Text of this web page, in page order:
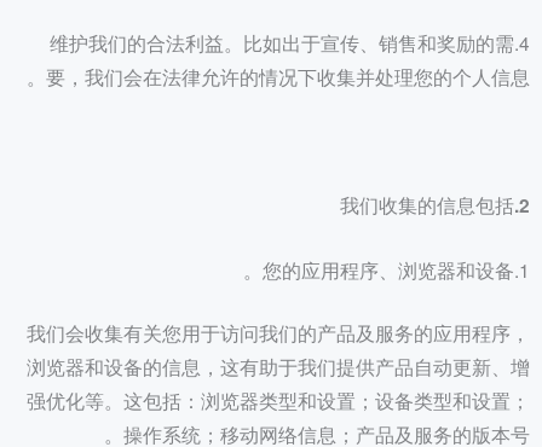
4.维护我们的合法利益。比如出于宣传、销售和奖励的需
要，我们会在法律允许的情况下收集并处理您的个人信息。
我们会收集有关您用于访问我们的产品及服务的应用程序，
浏览器和设备的信息，这有助于我们提供产品自动更新、增
强优化等。这包括：浏览器类型和设置；设备类型和设置；
操作系统；移动网络信息；产品及服务的版本号。